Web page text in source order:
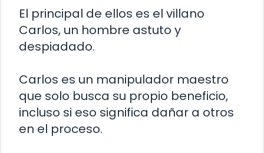
El principal de ellos es el villano
Carlos, un hombre astuto y
despiadado.
Carlos es un manipulador maestro
que solo busca su propio beneficio,
incluso si eso significa dañar a otros
en el proceso.